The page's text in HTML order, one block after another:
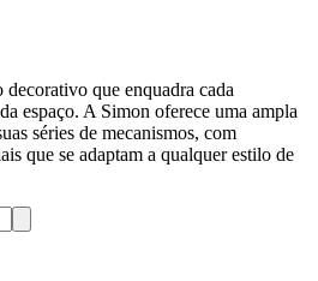
que enquadra cada
espaço. A Simon oferece uma ampla
séries de mecanismos, com
que se adaptam a qualquer estilo de